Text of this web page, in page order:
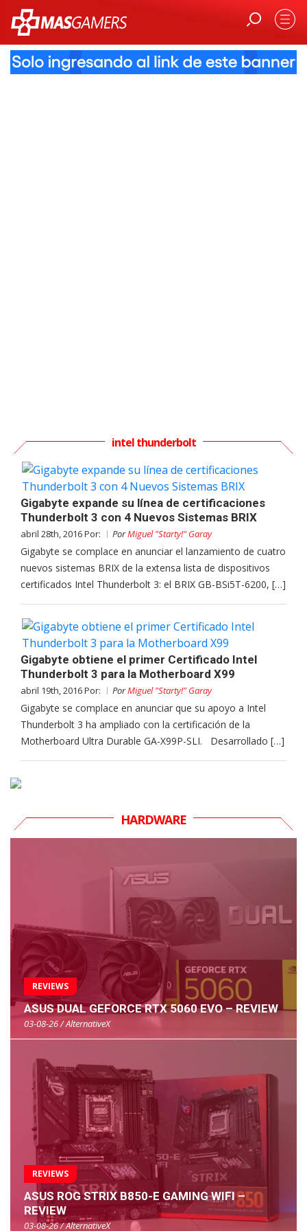
intel thunderbolt
Gigabyte expande su línea de certificaciones
Thunderbolt 3 con 4 Nuevos Sistemas BRIX
abril 28th, 2016 Por: PorMiguel "Starty!" Garay
Gigabyte se complace en anunciar el lanzamiento de cuatro
nuevos sistemas BRIX de la extensa lista de dispositivos
certificados Intel Thunderbolt 3: el BRIX GB-BSi5T-6200, […]
Gigabyte obtiene el primer Certificado Intel
Thunderbolt 3 para la Motherboard X99
abril 19th, 2016 Por: PorMiguel "Starty!" Garay
Gigabyte se complace en anunciar que su apoyo a Intel
Thunderbolt 3 ha ampliado con la certificación de la
Motherboard Ultra Durable GA-X99P-SLI. Desarrollado […]
HARDWARE
REVIEWS
ASUS DUAL GEFORCE RTX 5060 EVO – REVIEW
03-08-26 / AlternativeX
REVIEWS
ASUS ROG STRIX B850-E GAMING WIFI –
REVIEW
03-08-26 / AlternativeX